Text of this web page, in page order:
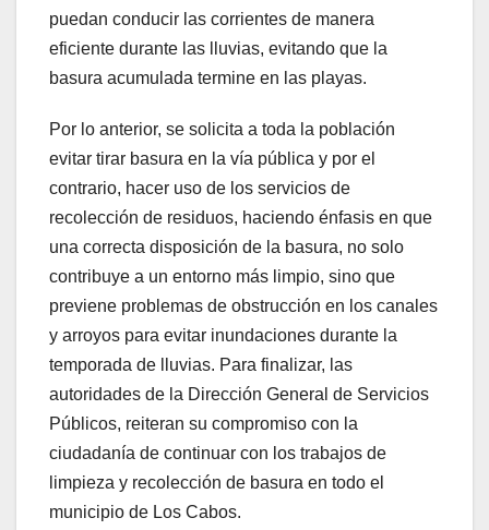
puedan conducir las corrientes de manera
eficiente durante las lluvias, evitando que la
basura acumulada termine en las playas.
Por lo anterior, se solicita a toda la población
evitar tirar basura en la vía pública y por el
contrario, hacer uso de los servicios de
recolección de residuos, haciendo énfasis en que
una correcta disposición de la basura, no solo
contribuye a un entorno más limpio, sino que
previene problemas de obstrucción en los canales
y arroyos para evitar inundaciones durante la
temporada de lluvias. Para finalizar, las
autoridades de la Dirección General de Servicios
Públicos, reiteran su compromiso con la
ciudadanía de continuar con los trabajos de
limpieza y recolección de basura en todo el
municipio de Los Cabos.